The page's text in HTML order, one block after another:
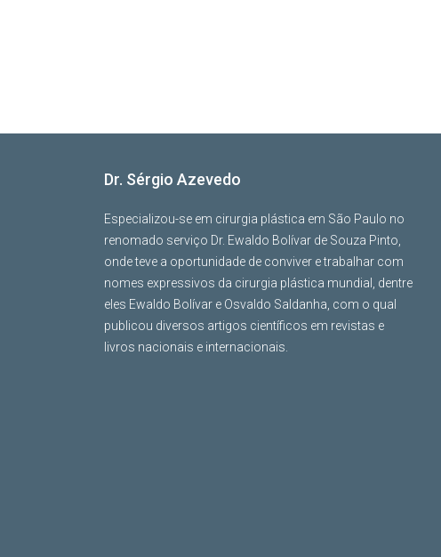
Dr. Sérgio Azevedo
Especializou-se em cirurgia plástica em São Paulo no
renomado serviço Dr. Ewaldo Bolívar de Souza Pinto,
onde teve a oportunidade de conviver e trabalhar com
nomes expressivos da cirurgia plástica mundial, dentre
eles Ewaldo Bolívar e Osvaldo Saldanha, com o qual
publicou diversos artigos científicos em revistas e
livros nacionais e internacionais.